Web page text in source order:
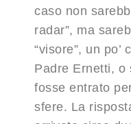
caso non
radar”, ma
“visore”, un po’
Padre Ernetti, o
fosse entrato
sfere. La